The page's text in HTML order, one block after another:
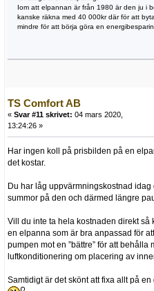
Iom att elpannan är från 1980 är den ju i
kanske räkna med 40 000kr där för att
mindre för att börja göra en
TS Comfort AB
« Svar #11 skrivet: 04 mars 2020,
13:24:26 »
Har ingen koll på prisbilden på en
det kostar.
Du har låg uppvärmningskostnad
summor på den och därmed längre
Vill du inte ta hela kostnaden direkt så
en elpanna som är bra anpassad för
pumpen mot en ”bättre” för att
luftkonditionering om placering av
Samtidigt är det skönt att fixa allt på